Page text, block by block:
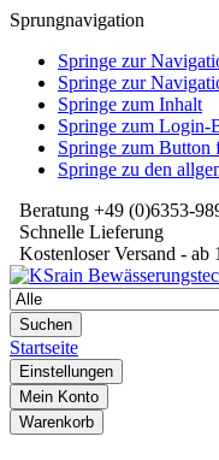
Sprungnavigation
Springe zur
Springe zur
Springe zum Inhalt
Springe zum Login-
Springe zum Button
Springe zu den
Beratung +49 (0)6353-
Schnelle Lieferung
Kostenloser Versand - ab
Suchen
Startseite
Einstellungen
Mein Konto
Warenkorb